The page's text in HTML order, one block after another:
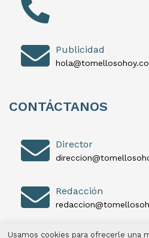
Publicidad
CONTÁCTANOS
Director
Redacción
Usamos cookies para ofrecerle una